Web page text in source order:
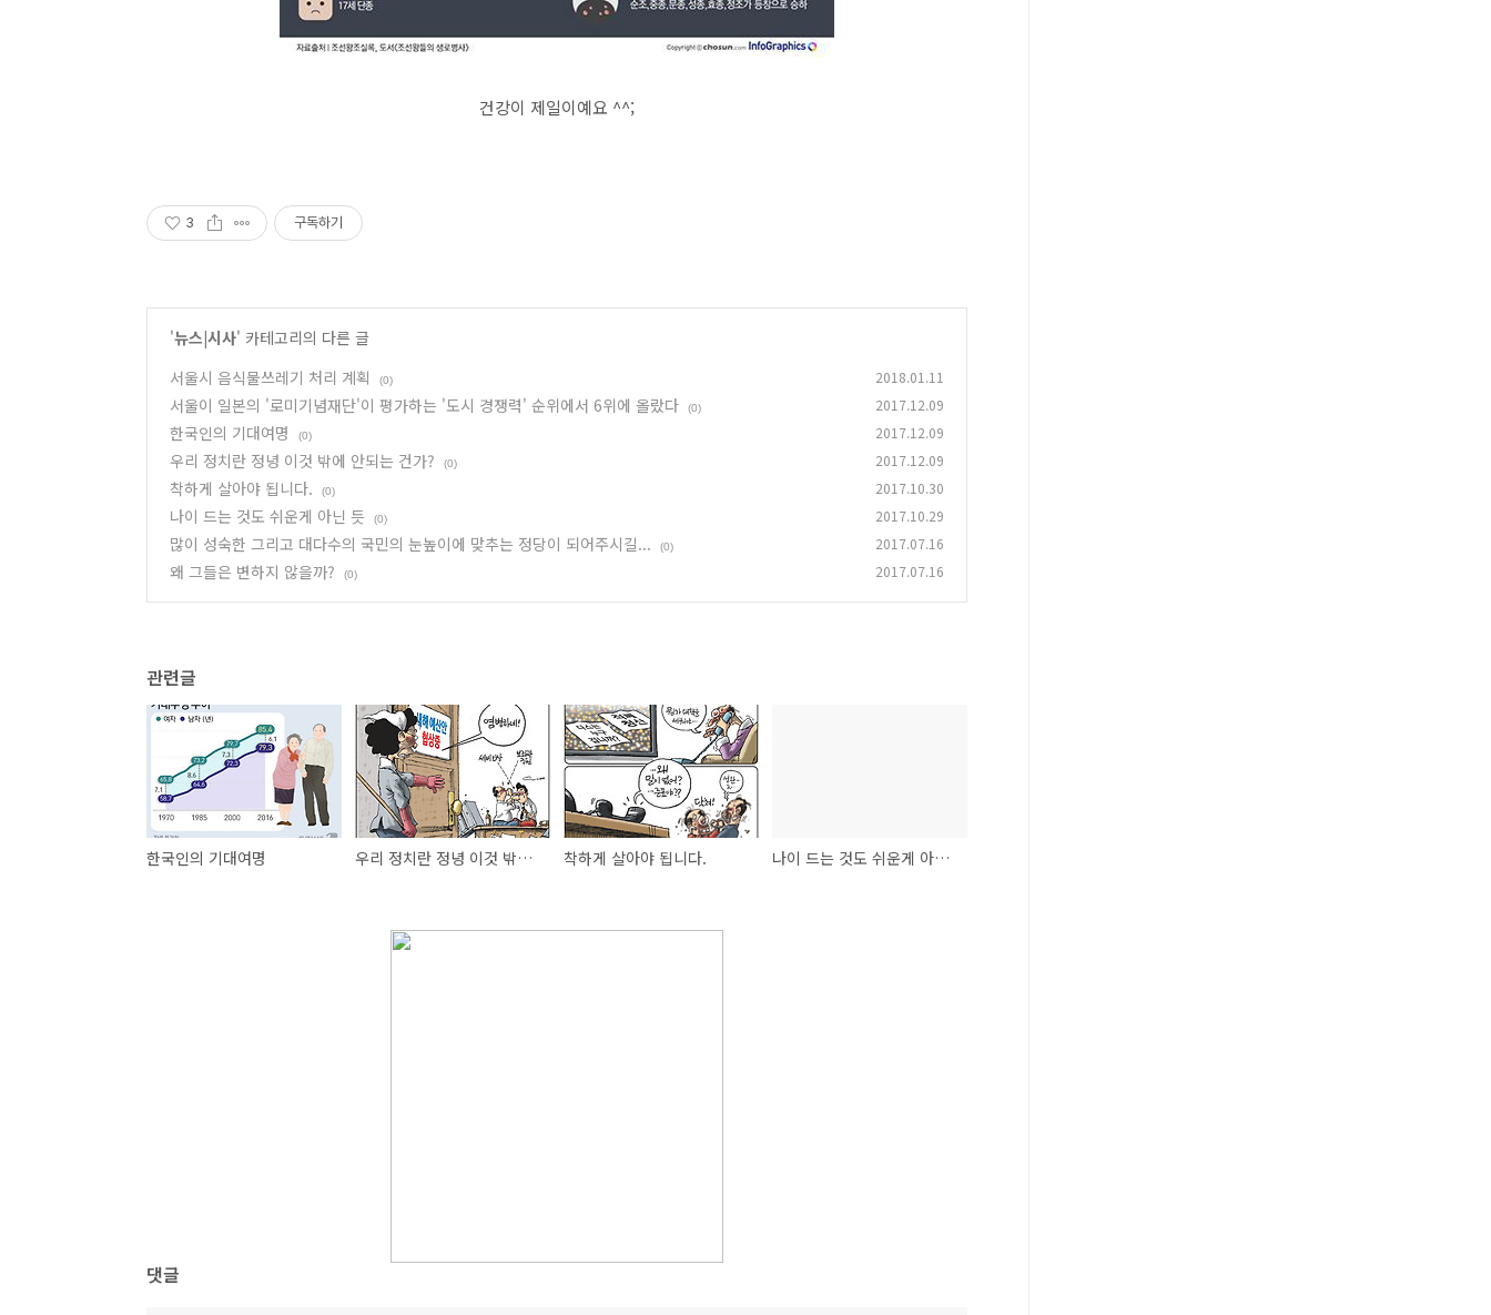
건강이 제일이예요 ^^;
3 구독하기
'뉴스|시사' 카테고리의 다른 글
서울시 음식물쓰레기 처리 계획
(0) 2018.01.11
서울이 일본의 '로미기념재단'이 평가하는 '도시 경쟁력' 순위에서 6위에 올랐다 (0) 2017.12.09
한국인의 기대여명 (0) 2017.12.09
우리 정치란 정녕 이것 밖에 안되는 건가? (0) 2017.12.09
착하게 살아야 됩니다. (0) 2017.10.30
나이 드는 것도 쉬운게 아닌 듯 (0) 2017.10.29
많이 성숙한 그리고 대다수의 국민의 눈높이에 맞추는 정당이 되어주시길... (0) 2017.07.16
왜 그들은 변하지 않을까? (0) 2017.07.16
관련글
한국인의 기대여명 우리 정치란 정녕 이것 밖에 안되는 건가? 착하게 살아야 됩니다. 나이 드는 것도 쉬운게 아닌 듯
댓글